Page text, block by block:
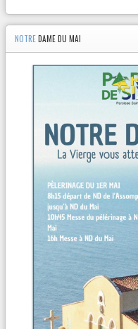
NOTREDAME DU MAI